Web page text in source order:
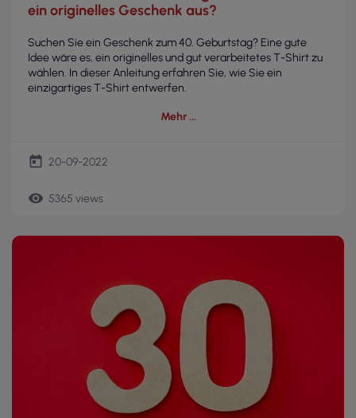
ein originelles Geschenk aus?
Suchen Sie ein Geschenk zum 40. Geburtstag? Eine gute
Idee wäre es, ein originelles und gut verarbeitetes T-Shirt zu
wählen. In dieser Anleitung erfahren Sie, wie Sie ein
einzigartiges T-Shirt entwerfen.
Mehr
today 20-09-2022
remove_red_eye 5365 views